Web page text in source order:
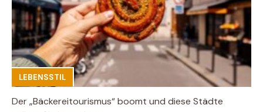
LEBENSSTIL
Der „Bäckereitourismus“ boomt und diese Städte